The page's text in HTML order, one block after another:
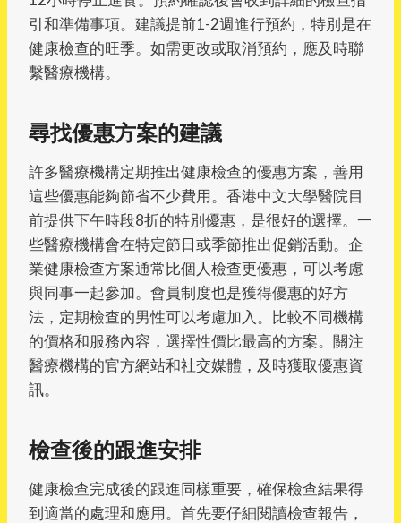
引和準備事項。建議提前1-2週進行預約，特別是在
健康檢查的旺季。如需更改或取消預約，應及時聯
繫醫療機構。
尋找優惠方案的建議
許多醫療機構定期推出健康檢查的優惠方案，善用
這些優惠能夠節省不少費用。香港中文大學醫院目
前提供下午時段8折的特別優惠，是很好的選擇。一
些醫療機構會在特定節日或季節推出促銷活動。企
業健康檢查方案通常比個人檢查更優惠，可以考慮
與同事一起參加。會員制度也是獲得優惠的好方
法，定期檢查的男性可以考慮加入。比較不同機構
的價格和服務內容，選擇性價比最高的方案。關注
醫療機構的官方網站和社交媒體，及時獲取優惠資
訊。
檢查後的跟進安排
健康檢查完成後的跟進同樣重要，確保檢查結果得
到適當的處理和應用。首先要仔細閱讀檢查報告，